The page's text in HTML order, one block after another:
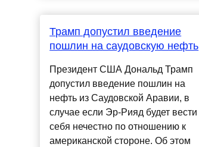
Трамп допустил введение
пошлин на саудовскую нефть
Президент США Дональд Трамп
допустил введение пошлин на
нефть из Саудовской Аравии, в
случае если Эр-Рияд будет вести
себя нечестно по отношению к
американской стороне. Об этом